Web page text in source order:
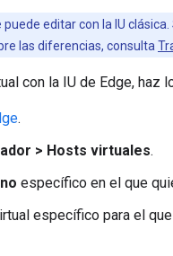
editar con la IU
las diferencias, consulta
con la IU de Edge, haz
.
> Hosts virtuales.
específico en el que
específico para el